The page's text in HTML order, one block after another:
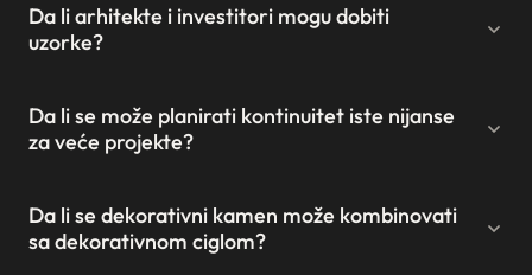
Da li arhitekte i investitori mogu dobiti
uzorke?
Da li se može planirati kontinuitet iste nijanse
za veće projekte?
Da li se dekorativni kamen može kombinovati
sa dekorativnom ciglom?